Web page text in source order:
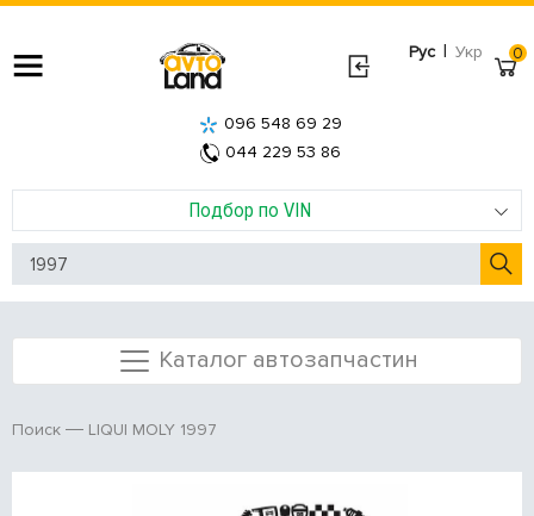
Рус | Укр
Подбор по VIN
096 548 69 29
044 229 53 86
0
Каталог автозапчастин
Поиск LIQUI MOLY 1997